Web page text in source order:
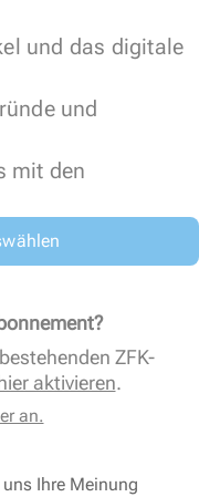
und das digitale
und
mit den
ZFK-
aktivieren.
an.
Ihre Meinung